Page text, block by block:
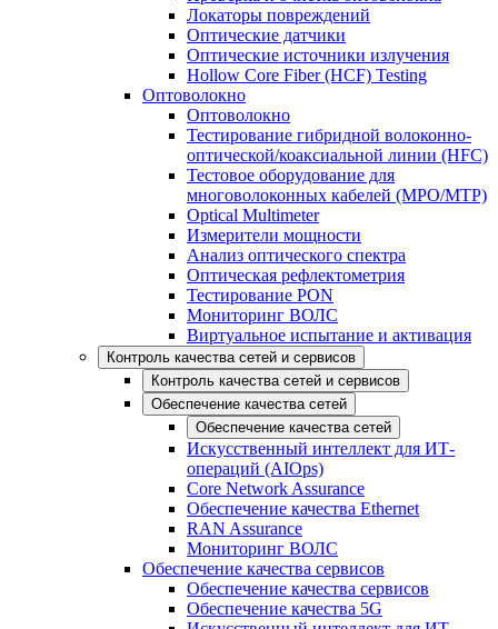
Локаторы повреждений
Оптические датчики
Оптические источники излучения
Hollow Core Fiber (HCF) Testing
Оптоволокно
Оптоволокно
Тестирование гибридной волоконно-
оптической/коаксиальной линии (HFC)
Тестовое оборудование для
многоволоконных кабелей (MPO/MTP)
Optical Multimeter
Измерители мощности
Анализ оптического спектра
Оптическая рефлектометрия
Тестирование PON
Мониторинг ВОЛС
Виртуальное испытание и активация
Контроль качества сетей и сервисов
Контроль качества сетей и сервисов
Обеспечение качества сетей
Обеспечение качества сетей
Искусственный интеллект для ИТ-
операций (AIOps)
Core Network Assurance
Обеспечение качества Ethernet
RAN Assurance
Мониторинг ВОЛС
Обеспечение качества сервисов
Обеспечение качества сервисов
Обеспечение качества 5G